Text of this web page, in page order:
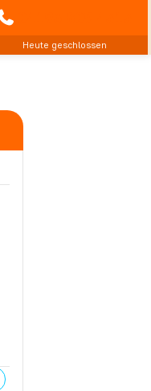
Heute geschlossen